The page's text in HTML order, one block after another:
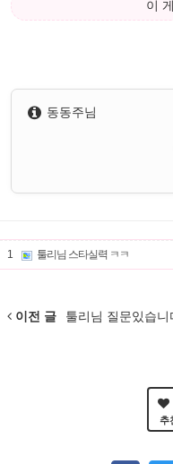
이
동동주님
1 툴리님 스타실력 ㅋㅋ
이전 글 툴리님 질문있습니
추